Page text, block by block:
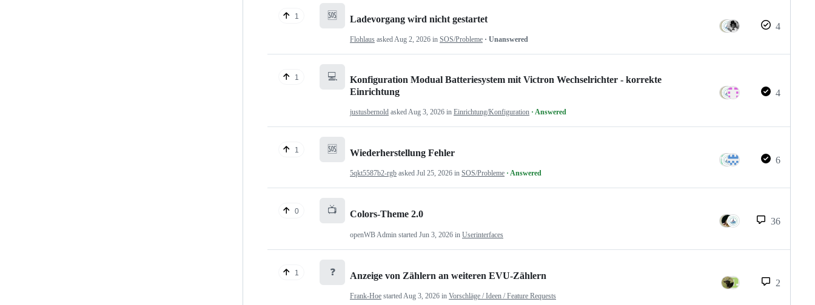
1 🆘 Ladevorgang wird nicht gestartet
Flohlaus askedAug 2, 2026 in SOS/Probleme · Unanswered
4
1 💻
Konfiguration Modual Batteriesystem mit Victron Wechselrichter - korrekte
Einrichtung
justusbernold askedAug 3, 2026 in Einrichtung/Konfiguration · Answered
4
1 🆘 Wiederherstellung Fehler
5qkt5587b2-rgb asked Jul 25, 2026 in SOS/Probleme · Answered
6
0 📺 Colors-Theme 2.0
openWB Admin started Jun 3, 2026 in Userinterfaces
36
1 ❓ Anzeige von Zählern an weiteren EVU-Zählern
Frank-Hoe startedAug 3, 2026 in Vorschläge / Ideen / Feature Requests
2